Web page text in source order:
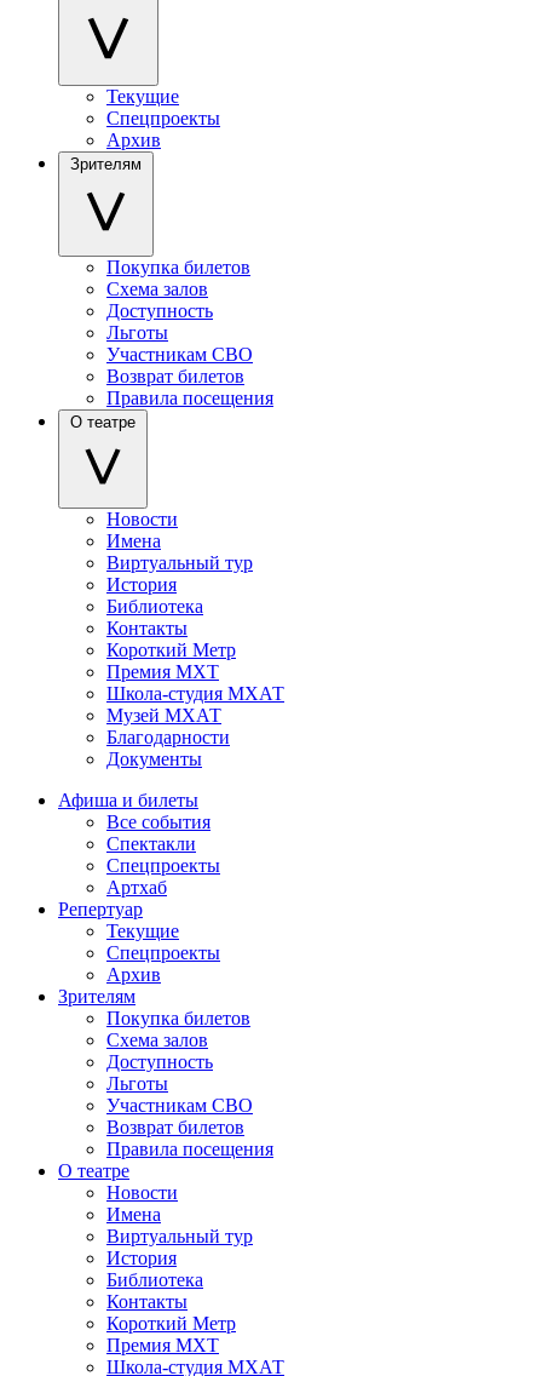
Текущие
Спецпроекты
Архив
Зрителям
Покупка билетов
Схема залов
Доступность
Льготы
Участникам СВО
Возврат билетов
Правила посещения
О театре
Новости
Имена
Виртуальный тур
История
Библиотека
Контакты
Короткий Метр
Премия МХТ
Школа-студия МХАТ
Музей МХАТ
Благодарности
Документы
Афиша и билеты
Все события
Спектакли
Спецпроекты
Артхаб
Репертуар
Текущие
Спецпроекты
Архив
Зрителям
Покупка билетов
Схема залов
Доступность
Льготы
Участникам СВО
Возврат билетов
Правила посещения
О театре
Новости
Имена
Виртуальный тур
История
Библиотека
Контакты
Короткий Метр
Премия МХТ
Школа-студия МХАТ